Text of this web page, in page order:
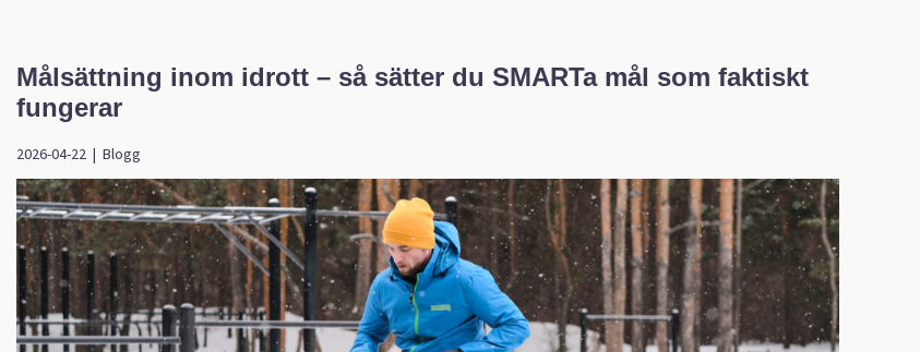
Målsättning inom idrott – så sätter du SMARTa mål som faktiskt
fungerar
2026-04-22 | Blogg